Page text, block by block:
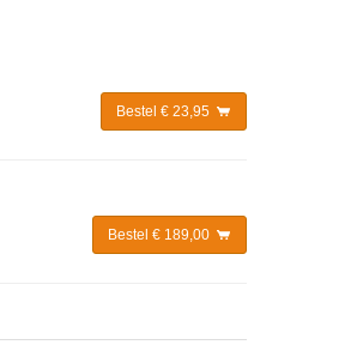
Bestel € 23,95
Bestel € 189,00